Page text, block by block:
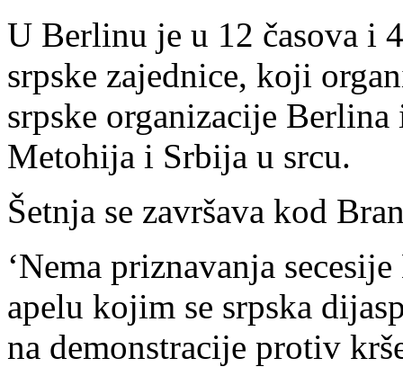
U Berlinu je u 12 časova i
srpske zajednice, koji
srpske organizacije
Metohija i Srbija u srcu.
Šetnja se završava kod
‘Nema priznavanja
apelu kojim se srpska
na demonstracije protiv